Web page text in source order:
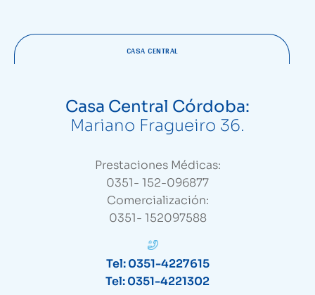
CASA CENTRAL
Casa Central Córdoba:
Mariano Fragueiro 36.
Prestaciones Médicas:
0351- 152-096877
Comercialización:
0351- 152097588
Tel: 0351-4227615
Tel: 0351-4221302